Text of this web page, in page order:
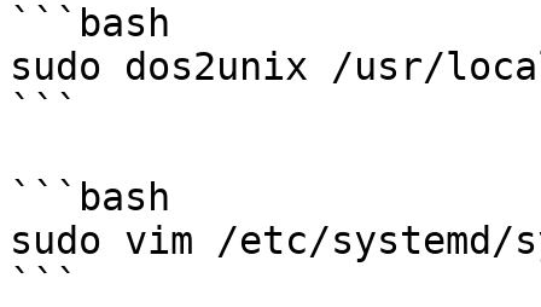
```bash
sudo dos2unix /usr/
```
```bash
sudo vim /etc/systemd/
```